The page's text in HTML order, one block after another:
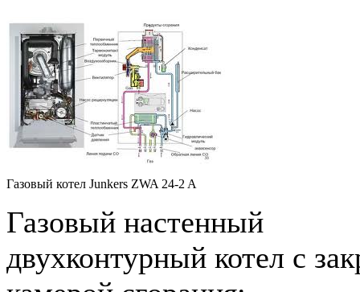
Газовый котел Junkers ZWA 24-2 A
Газовый настенный
двухконтурный котел с